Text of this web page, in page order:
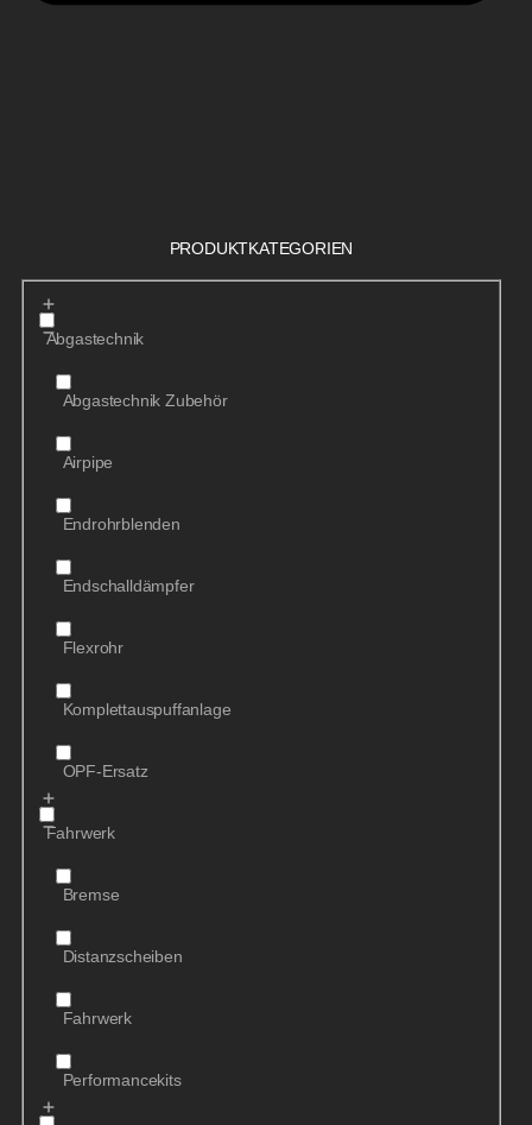
PRODUKTKATEGORIEN
Abgastechnik
Abgastechnik Zubehör
Airpipe
Endrohrblenden
Endschalldämpfer
Flexrohr
Komplettauspuffanlage
OPF-Ersatz
Fahrwerk
Bremse
Distanzscheiben
Fahrwerk
Performancekits